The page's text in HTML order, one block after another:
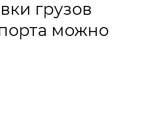
грузов
можно